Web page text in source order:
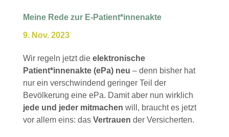
Meine Rede zur E-Patient*innenakte
9. Nov. 2023
Wir regeln jetzt die elektronische
Patient*innenakte (ePa) neu – denn bisher hat
nur ein verschwindend geringer Teil der
Bevölkerung eine ePa. Damit aber nun wirklich
jede und jeder mitmachen will, braucht es jetzt
vor allem eins: das Vertrauen der Versicherten.